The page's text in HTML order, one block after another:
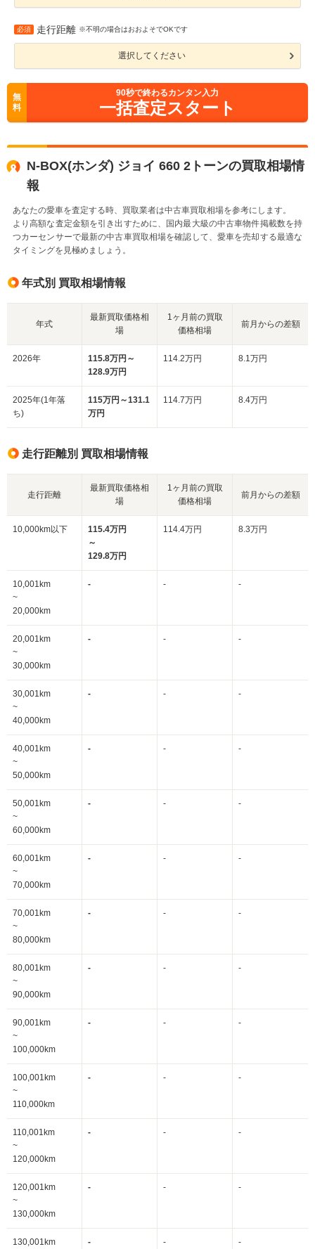
必須 走行距離 ※不明の場合はおおよそでOKです
選択してください
無
料
90秒で終わるカンタン入力
一括査定スタート
N-BOX(ホンダ) ジョイ 660 2トーンの買取相場情
報
あなたの愛車を査定する時、買取業者は中古車買取相場を参考にします。
より高額な査定金額を引き出すために、国内最大級の中古車物件掲載数を持
つカーセンサーで最新の中古車買取相場を確認して、愛車を売却する最適な
タイミングを見極めましょう。
年式別 買取相場情報
年式
最新買取価格相
場
1ヶ月前の買取
価格相場
前月からの差額
2026年
115.8万円～
128.9万円
114.2万円 8.1万円
2025年(1年落
ち)
115万円～131.1
万円
114.7万円 8.4万円
走行距離別 買取相場情報
走行距離
最新買取価格相
場
1ヶ月前の買取
価格相場
前月からの差額
10,000km以下
115.4万円
～
129.8万円
114.4万円 8.3万円
10,001km
~
20,000km
- - -
20,001km
~
30,000km
- - -
30,001km
~
40,000km
- - -
40,001km
~
50,000km
- - -
50,001km
~
60,000km
- - -
60,001km
~
70,000km
- - -
70,001km
~
80,000km
- - -
80,001km
~
90,000km
- - -
90,001km
~
100,000km
- - -
100,001km
~
110,000km
- - -
110,001km
~
120,000km
- - -
120,001km
~
130,000km
- - -
130,001km - - -